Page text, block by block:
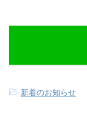
-新着のお知らせ